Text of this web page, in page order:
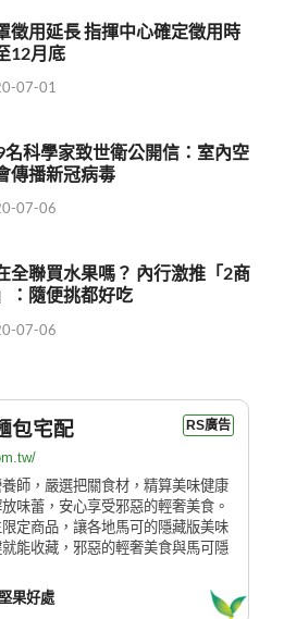
徵用延長 指揮中心確定徵用時
12月底
07-01
名科學家致世衛公開信：室內空
傳播新冠病毒
07-06
全聯買水果嗎？ 內行激推「2商
：隨便挑都好吃
07-06
包宅配 RS廣告
師，嚴選把關食材，精算美味健康
味蕾，安心享受邪惡的輕奢美食。
定商品，讓各地馬可的隱藏版美味
能收藏，邪惡的輕奢美食與馬可隱
果好處